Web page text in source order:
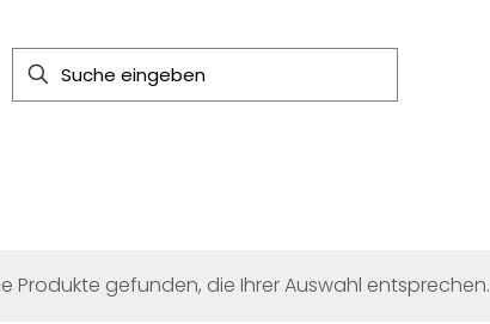
Produkte gefunden, die Ihrer Auswahl entsprechen.